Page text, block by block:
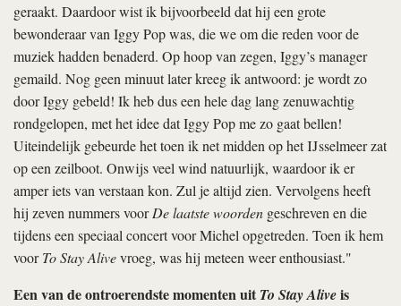
geraakt. Daardoor wist ik bijvoorbeeld dat hij een grote
bewonderaar van Iggy Pop was, die we om die reden voor de
muziek hadden benaderd. Op hoop van zegen, Iggy’s manager
gemaild. Nog geen minuut later kreeg ik antwoord: je wordt zo
door Iggy gebeld! Ik heb dus een hele dag lang zenuwachtig
rondgelopen, met het idee dat Iggy Pop me zo gaat bellen!
Uiteindelijk gebeurde het toen ik net midden op het IJsselmeer zat
op een zeilboot. Onwijs veel wind natuurlijk, waardoor ik er
amper iets van verstaan kon. Zul je altijd zien. Vervolgens heeft
hij zeven nummers voorDe laatste woorden geschreven en die
tijdens een speciaal concert voor Michel opgetreden. Toen ik hem
voorTo Stay Alivevroeg, was hij meteen weer enthousiast."
Een van de ontroerendste momenten uit To Stay Aliveis